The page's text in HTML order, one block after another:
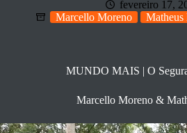
fevereiro 17,
Marcello Moreno
Matheus
MUNDO MAIS | O
Marcello Moreno &